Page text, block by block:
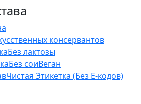
консервантов
Без лактозы
Без соиВеган
Чистая Этикетка (Без Е-кодов)